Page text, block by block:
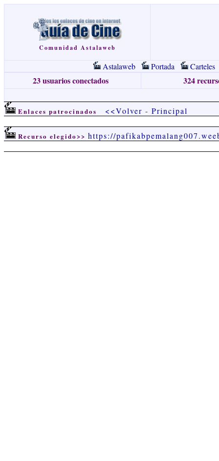
Comunidad Astalaweb
Astalaweb Portada Carteles
23 usuarios conectados 324
Enlaces patrocinados <<Volver - Principal
Recurso elegido>> https://